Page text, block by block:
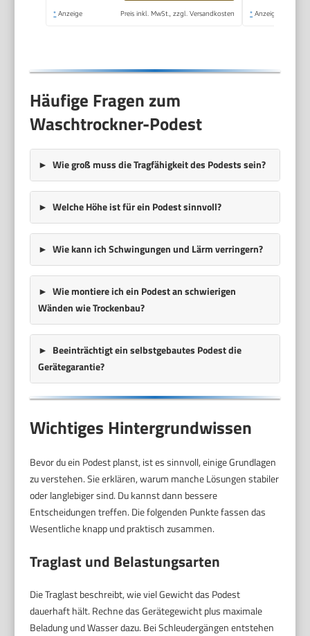
PowerDrive Motor,
* Anzeige Preis inkl. MwSt., zzgl. Versandkosten * Anzeige
Häufige Fragen zum
Waschtrockner-Podest
Wie groß muss die Tragfähigkeit des Podests sein?
Welche Höhe ist für ein Podest sinnvoll?
Wie kann ich Schwingungen und Lärm verringern?
Wie montiere ich ein Podest an schwierigen
Wänden wie Trockenbau?
Beeinträchtigt ein selbstgebautes Podest die
Gerätegarantie?
Wichtiges Hintergrundwissen
Bevor du ein Podest planst, ist es sinnvoll, einige Grundlagen
zu verstehen. Sie erklären, warum manche Lösungen stabiler
oder langlebiger sind. Du kannst dann bessere
Entscheidungen treffen. Die folgenden Punkte fassen das
Wesentliche knapp und praktisch zusammen.
Traglast und Belastungsarten
Die Traglast beschreibt, wie viel Gewicht das Podest
dauerhaft hält. Rechne das Gerätegewicht plus maximale
Beladung und Wasser dazu. Bei Schleudergängen entstehen